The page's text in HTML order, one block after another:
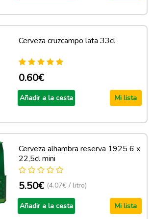
Cerveza cruzcampo lata 33cl
0.60€
Añadir a la cesta Mi lista
Cerveza alhambra reserva 1925 6 x
22,5cl mini
5.50€ (4.07€ / litro)
Añadir a la cesta Mi lista